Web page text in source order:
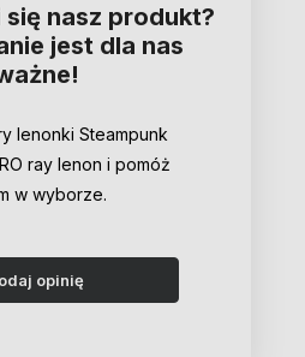
się nasz produkt?
jest dla nas
lenonki Steampunk
ray lenon i pomóż
w wyborze.
opinię